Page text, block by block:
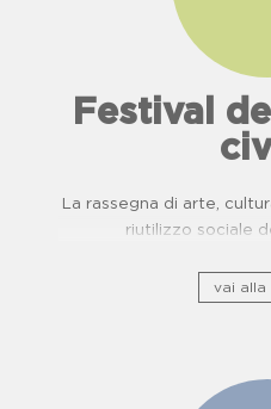
Festival
La rassegna di arte,
riutilizzo sociale
vai alla